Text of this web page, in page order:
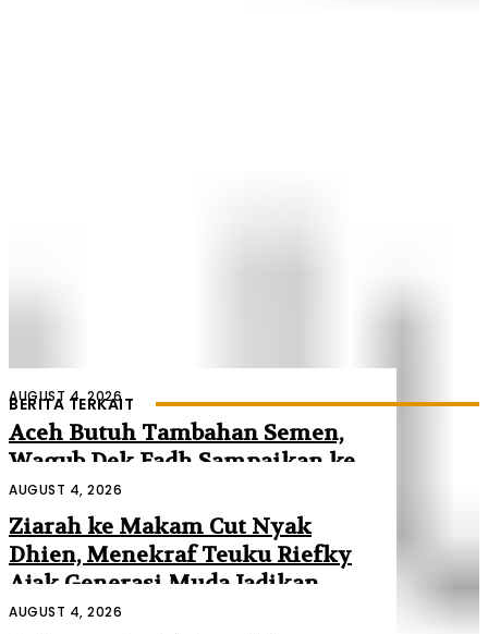
BERITA TERKAIT
AUGUST 4, 2026
Aceh Butuh Tambahan Semen,
Wagub Dek Fadh Sampaikan ke
Mendagri dan Danantara
AUGUST 4, 2026
Ziarah ke Makam Cut Nyak
Dhien, Menekraf Teuku Riefky
Ajak Generasi Muda Jadikan
Sejarah Inspirasi Masa Depan
AUGUST 4, 2026